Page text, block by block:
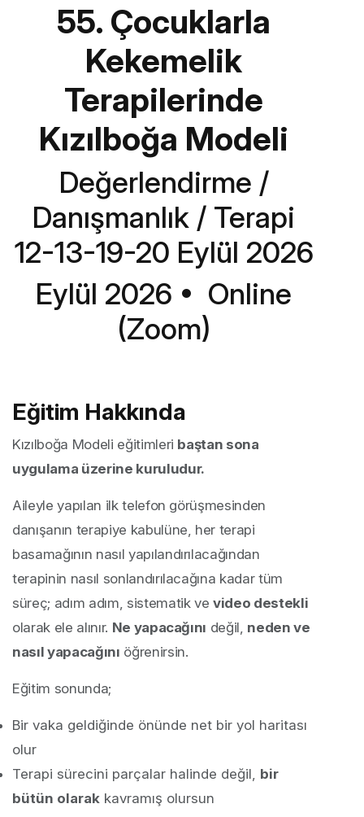
55. Çocuklarla
Kekemelik
Terapilerinde
Kızılboğa Modeli
Değerlendirme /
Danışmanlık / Terapi
12-13-19-20 Eylül 2026
Eylül 2026 • Online
(Zoom)
Eğitim Hakkında
Kızılboğa Modeli eğitimleri baştan sona
uygulama üzerine kuruludur.
Aileyle yapılan ilk telefon görüşmesinden
danışanın terapiye kabulüne, her terapi
basamağının nasıl yapılandırılacağından
terapinin nasıl sonlandırılacağına kadar tüm
süreç; adım adım, sistematik vevideo destekli
olarak ele alınır. Ne yapacağını değil, neden ve
nasıl yapacağını öğrenirsin.
Eğitim sonunda;
Bir vaka geldiğinde önünde net bir yol haritası
olur
Terapi sürecini parçalar halinde değil, bir
bütün olarak kavramış olursun